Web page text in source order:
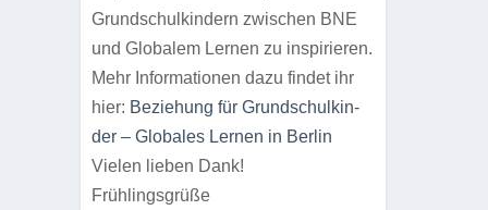
Grund­schul­kin­dern zwi­schen BNE
und Glo­ba­lem Ler­nen zu inspirieren.
Mehr Infor­ma­tio­nen dazu fin­det ihr
hier: Bezie­hung für Grund­schul­kin­
der – Glo­ba­les Ler­nen in Berlin
Vie­len lie­ben Dank!
Früh­lings­grüße